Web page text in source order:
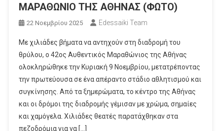
ΜΑΡΑΘΩΝΙΟ ΤΗΣ ΑΘΗΝΑΣ (ΦΩΤΟ)
22 Νοεμβρίου 2025 Edessaiki Team
Με χιλιάδες βήματα να αντηχούν στη διαδρομή του
θρύλου, ο 42ος Αυθεντικός Μαραθώνιος της Αθήνας
ολοκληρώθηκε την Κυριακή 9 Νοεμβρίου, μετατρέποντας
την πρωτεύουσα σε ένα απέραντο στάδιο αθλητισμού και
συγκίνησης. Από τα ξημερώματα, το κέντρο της Αθήνας
και οι δρόμοι της διαδρομής γέμισαν με χρώμα, σημαίες
και χαμόγελα. Χιλιάδες θεατές παρατάχθηκαν στα
πεζοδρόμια για να […]